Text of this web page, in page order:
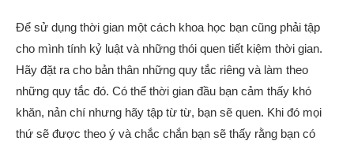
Để sử dụng thời gian một cách khoa học bạn cũng phải tập
cho mình tính kỷ luật và những thói quen tiết kiệm thời gian.
Hãy đặt ra cho bản thân những quy tắc riêng và làm theo
những quy tắc đó. Có thể thời gian đầu bạn cảm thấy khó
khăn, nản chí nhưng hãy tập từ từ, bạn sẽ quen. Khi đó mọi
thứ sẽ được theo ý và chắc chắn bạn sẽ thấy rằng bạn có